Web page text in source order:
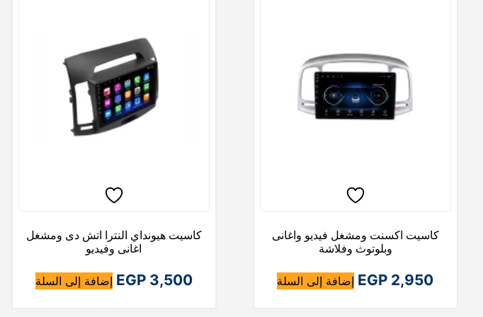
كاسيت اكسنت ومشغل فيديو واغانى
وبلوتوث وفلاشة
EGP 2,950 إضافة إلى السلة
كاسيت هيونداي النترا اتش دى ومشغل
اغانى وفيديو
EGP3,500 إضافة إلى السلة